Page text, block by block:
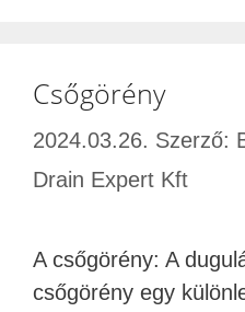
Csőgörény
2024.03.26. Szerző:
Drain Expert Kft
A csőgörény: A
csőgörény egy